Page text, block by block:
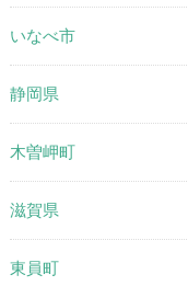
いなべ市
静岡県
木曽岬町
滋賀県
東員町